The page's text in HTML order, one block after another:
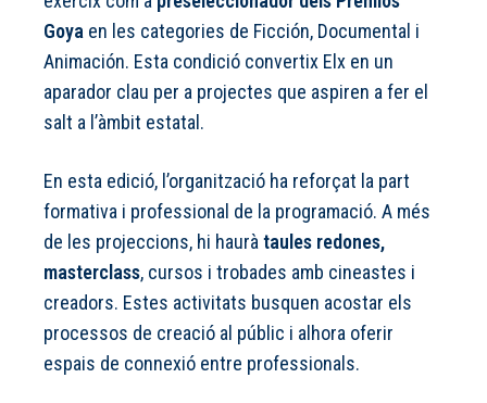
Goya en les categories de Ficción, Documental i
Animación. Esta condició convertix Elx en un
aparador clau per a projectes que aspiren a fer el
salt a l’àmbit estatal.
En esta edició, l’organització ha reforçat la part
formativa i professional de la programació. A més
de les projeccions, hi haurà taules redones,
masterclass, cursos i trobades amb cineastes i
creadors. Estes activitats busquen acostar els
processos de creació al públic i alhora oferir
espais de connexió entre professionals.